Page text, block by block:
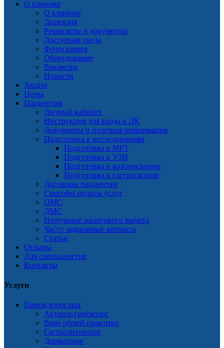
О клинике
О клинике
Лицензия
Реквизиты и документы
Доступная среда
Фотогалерея
Оборудование
Вакансии
Новости
Акции
Цены
Пациентам
Личный кабинет
Инструкция для входа в ЛК
Документы и полезная информация
Подготовка к исследованиям
Подготовка к МРТ
Подготовка к УЗИ
Подготовка к колоноскопии
Подготовка к гастроскопии
Договоры пациентам
Способы оплаты услуг
ОМС
ДМС
Получение налогового вычета
Часто задаваемые вопросы
Статьи
Отзывы
Для специалистов
Контакты
Услуги
Прием взрослых
Акушер-гинеколог
Врач общей практики
Гастроэнтеролог
Дерматолог